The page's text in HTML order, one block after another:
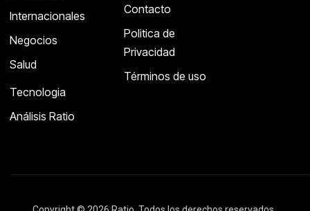
Internacionales
Negocios
Salud
Tecnologia
Análisis Ratio
Contacto
Politica de
Privacidad
Términos de uso